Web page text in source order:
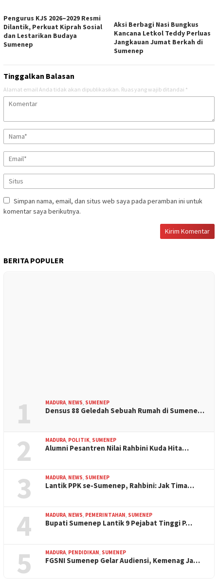
Pengurus KJS 2026–2029 Resmi
Dilantik, Perkuat Kiprah Sosial
dan Lestarikan Budaya
Sumenep
Aksi Berbagi Nasi Bungkus
Kancana Letkol Teddy Perluas
Jangkauan Jumat Berkah di
Sumenep
Tinggalkan Balasan
Alamat email Anda tidak akan dipublikasikan. Ruas yang wajib ditandai *
Simpan nama, email, dan situs web saya pada peramban ini untuk
komentar saya berikutnya.
BERITA POPULER
1 MADURA, NEWS, SUMENEP
Densus 88 Geledah Sebuah Rumah di Sumene…
2 MADURA, POLITIK, SUMENEP
Alumni Pesantren Nilai Rahbini Kuda Hita…
3 MADURA, NEWS, SUMENEP
Lantik PPK se-Sumenep, Rahbini: Jak Tima…
4 MADURA, NEWS, PEMERINTAHAN, SUMENEP
Bupati Sumenep Lantik 9 Pejabat Tinggi P…
5 MADURA, PENDIDIKAN, SUMENEP
FGSNI Sumenep Gelar Audiensi, Kemenag Ja…